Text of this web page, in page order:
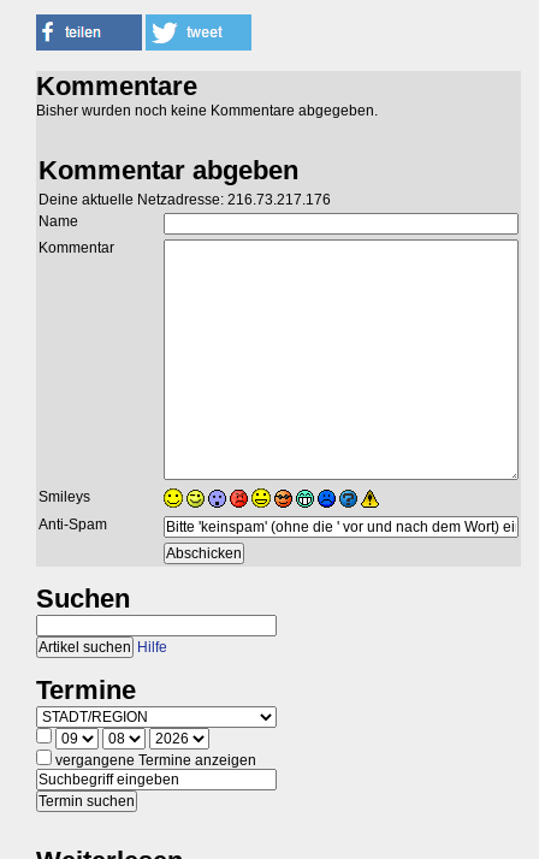
Kommentare
Bisher wurden noch keine Kommentare abgegeben.
Kommentar abgeben
Deine aktuelle Netzadresse: 216.73.217.176
Name
Kommentar
Smileys
Anti-Spam
Suchen
Hilfe
Termine
vergangene Termine anzeigen